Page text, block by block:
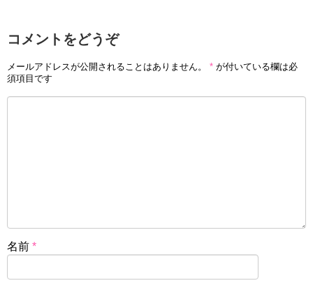
コメントをどうぞ
メールアドレスが公開されることはありません。 * が付いている欄は必
須項目です
名前 *